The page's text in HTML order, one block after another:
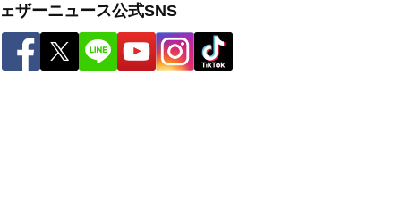
ザーニュース公式SNS